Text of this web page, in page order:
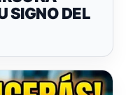
SIGNO DEL